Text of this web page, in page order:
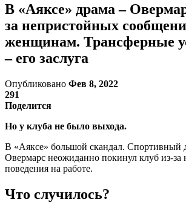
В «Аяксе» драма –
за непристойных
женщинам. Трансферные
– его заслуга
Опубликовано Фев 8, 2022
291
Поделится
Но у клуба не было выхода.
В «Аяксе» большой скандал. Спортивный
Овермарс неожиданно покинул клуб из-за
поведения на работе.
Что случилось?